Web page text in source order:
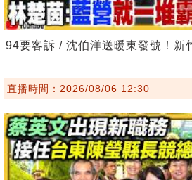
94要客訴 / 沈伯洋送暖東發號！新
直播時間：2026/08/06 12:30